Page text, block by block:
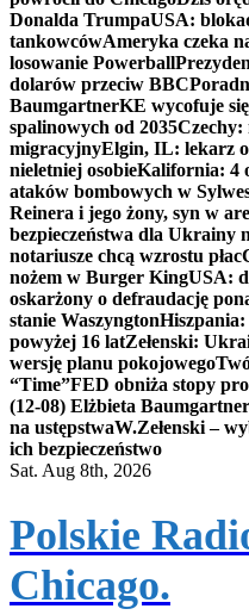
Donalda TrumpaUSA:
tankowcówAmeryka czeka
losowanie Powerball
dolarów przeciw BBC
BaumgartnerKE wycofuje
spalinowych od 2035Czechy:
migracyjnyElgin, IL: lekarz
nieletniej osobieKalifornia: 4
ataków bombowych w
Reinera i jego żony, syn w
bezpieczeństwa dla Ukrainy
notariusze chcą wzrostu płac
nożem w Burger KingUSA:
oskarżony o defraudację
stanie WaszyngtonHiszpania:
powyżej 16 latZełenski:
wersję planu pokojowego
“Time”FED obniża stopy
(12-08) Elżbieta Baumgartner
na ustępstwaW.Zełenski –
ich bezpieczeństwo
Sat. Aug 8th, 2026
Polskie
Chicago.